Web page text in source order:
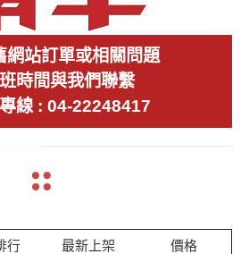
網站訂單或相關問題
時間與我們聯繫
線 : 04-22248417
行 最新上架 價格